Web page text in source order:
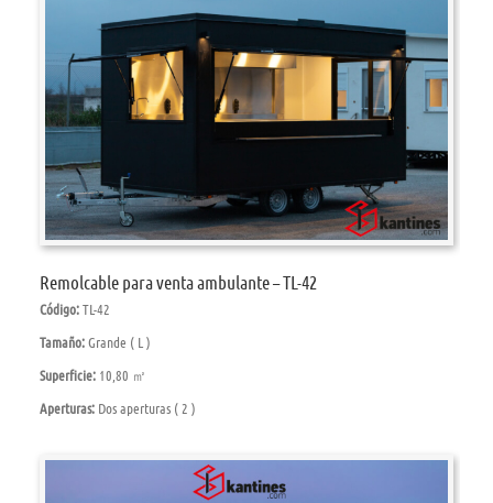
Remolcable para venta ambulante – TL-42
Código:TL-42
Tamaño:Grande ( L )
Superficie: 10,80 ㎡
Aperturas: Dos aperturas ( 2 )